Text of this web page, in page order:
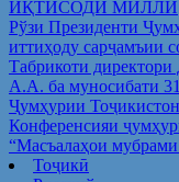
ИҚТИСОДИ МИЛЛӢ
Рўзи Президенти
иттиҳоду сарҷамъии
Табрикоти
А.А. ба муносибати
Ҷумҳурии Тоҷикистон
Конференсияи
“Масъалаҳои
Тоҷикӣ